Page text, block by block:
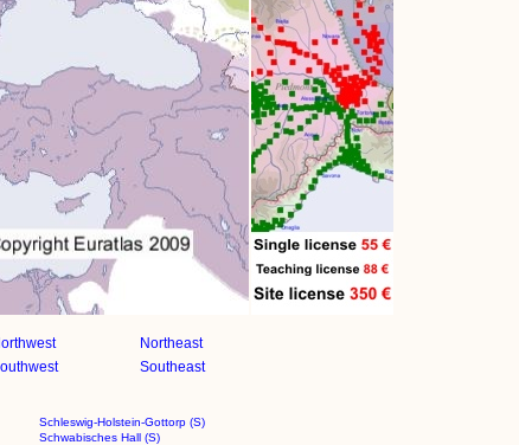
Northeast
Southeast
Schleswig-Holstein-Gottorp (S)
Schwabisches Hall (S)